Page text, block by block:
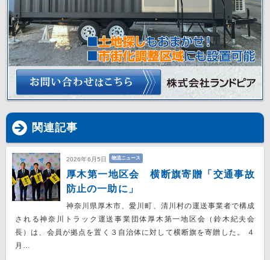
関連記事
2026年6月5日 物流ニュース
厚木第一地区会 横断旗寄贈「交通事故
防止の一助に」
神奈川県厚木市、愛川町、清川村の運送事業者で構成
される神奈川トラック運送事業団体厚木第一地区会（鈴木紀夫会
長）は、会員が拠点を置く３自治体に対して横断旗を寄贈した。 ４
月…